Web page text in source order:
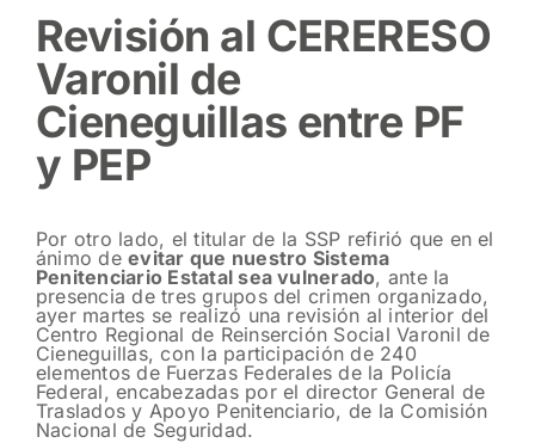
Revisión al CERERESO
Varonil de
Cieneguillas entre PF
y PEP
Por otro lado, el titular de la SSP refirió que en el
ánimo deevitar que nuestro Sistema
Penitenciario Estatal sea vulnerado, ante la
presencia de tres grupos del crimen organizado,
ayer martes se realizó una revisión al interior del
Centro Regional de Reinserción Social Varonil de
Cieneguillas, con la participación de 240
elementos de Fuerzas Federales de la Policía
Federal, encabezadas por el director General de
Traslados y Apoyo Penitenciario, de la Comisión
Nacional de Seguridad.